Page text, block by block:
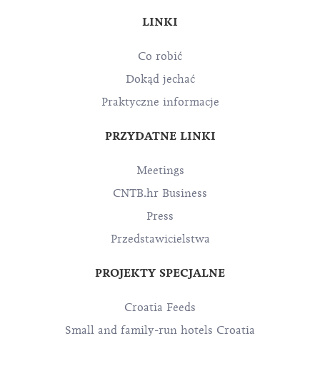
LINKI
Co robić
Dokąd jechać
Praktyczne informacje
PRZYDATNE LINKI
Meetings
CNTB.hr Business
Press
Przedstawicielstwa
PROJEKTY SPECJALNE
Croatia Feeds
Small and family-run hotels Croatia